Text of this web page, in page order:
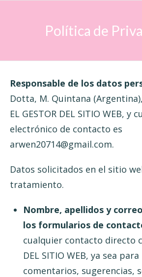
Política de
Responsable de los datos
Dotta, M. Quintana
EL GESTOR DEL SITIO WEB, y
electrónico de contacto es
arwen20714@gmail.com.
Datos solicitados en el sitio
tratamiento.
Nombre, apellidos y
los formularios de
cualquier contacto directo
DEL SITIO WEB, ya sea
comentarios, sugerencias,